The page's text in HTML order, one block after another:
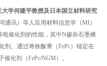
学何建平教授及日本国立材料研究
同通讯）等人应用材料信息学（MI）
催化剂的性能，其中N掺杂石墨烯
剂。通过将铁酞菁（FePc）锚定在
化剂（FePc/NGM）。